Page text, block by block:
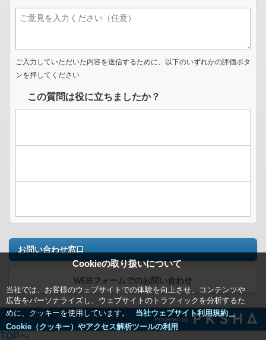
Cookieの取り扱いについて
当社では、お客様のウェブサイトでの体験を向上させ、コンテンツや
広告をパーソナライズし、ウェブサイトのトラフィックを分析するた
めに、クッキーを使用しています。
当社ウェブサイト利用規約＿
Cookie（クッキー）やアクセス解析ツールの利用
ご入力していただいた内容を送信するために、以下のいずれかの評価ボタ
ンを押してください
この質問は役に立ちましたか？
お問い合わせ窓口
WEBフォームでのお問い合わせ
Powered by
TOPへ